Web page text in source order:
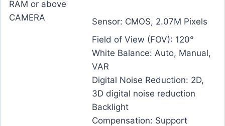
RAM or above
CAMERA
Sensor: CMOS, 2.07M Pixels
Field of View (FOV): 120°
White Balance: Auto, Manual,
VAR
Digital Noise Reduction: 2D,
3D digital noise reduction
Backlight
Compensation: Support